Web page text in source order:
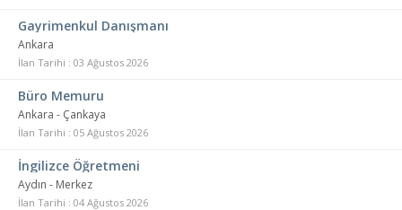
Gayrimenkul Danışmanı
Ankara
İlan Tarihi : 03 Ağustos 2026
Büro Memuru
Ankara - Çankaya
İlan Tarihi : 05 Ağustos 2026
İngilizce Öğretmeni
Aydın - Merkez
İlan Tarihi : 04 Ağustos 2026